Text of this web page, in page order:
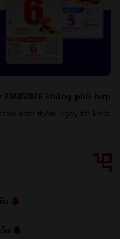
28/3/2026 không phù hợp
xem thêm ngày tốt khác